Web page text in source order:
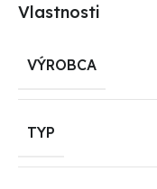
Vlastnosti
VÝROBCA
TYP